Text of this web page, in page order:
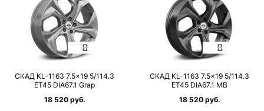
СКАД KL-1163 7.5×19 5/114.3
ET45 DIA67.1 Grap
18 520 руб.
СКАД KL-1163 7.5×19 5/114.3
ET45 DIA67.1 MB
18 520 руб.